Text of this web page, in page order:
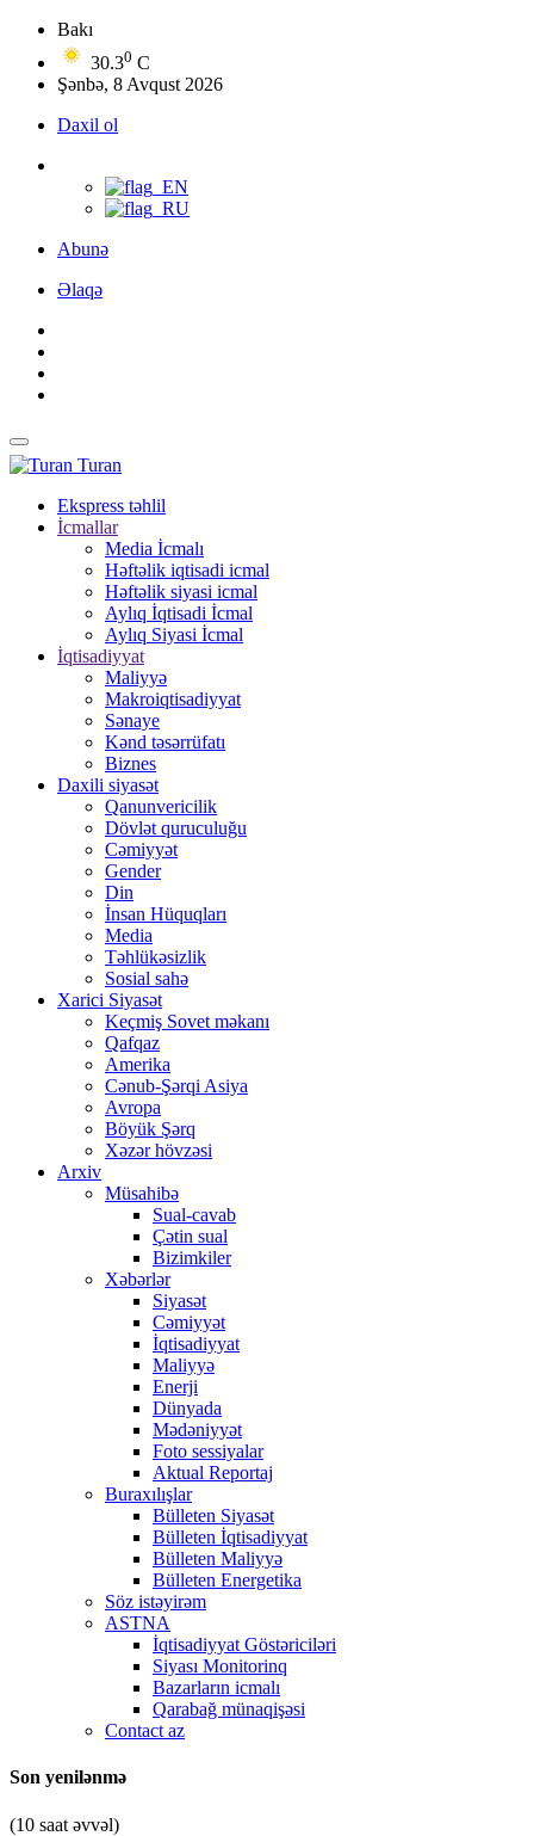
Bakı
30.30 C
Şənbə, 8 Avqust 2026
Daxil ol
Abunə
Əlaqə
Turan
Ekspress təhlil
İcmallar
Media İcmalı
Həftəlik iqtisadi icmal
Həftəlik siyasi icmal
Aylıq İqtisadi İcmal
Aylıq Siyasi İcmal
İqtisadiyyat
Maliyyə
Makroiqtisadiyyat
Sənaye
Kənd təsərrüfatı
Biznes
Daxili siyasət
Qanunvericilik
Dövlət quruculuğu
Cəmiyyət
Gender
Din
İnsan Hüquqları
Media
Təhlükəsizlik
Sosial sahə
Xarici Siyasət
Keçmiş Sovet məkanı
Qafqaz
Amerika
Cənub-Şərqi Asiya
Avropa
Böyük Şərq
Xəzər hövzəsi
Arxiv
Müsahibə
Sual-cavab
Çətin sual
Bizimkiler
Xəbərlər
Siyasət
Cəmiyyət
İqtisadiyyat
Maliyyə
Enerji
Dünyada
Mədəniyyət
Foto sessiyalar
Aktual Reportaj
Buraxılışlar
Bülleten Siyasət
Bülleten İqtisadiyyat
Bülleten Maliyyə
Bülleten Energetika
Söz istəyirəm
ASTNA
İqtisadiyyat Göstəriciləri
Siyası Monitorinq
Bazarların icmalı
Qarabağ münaqişəsi
Contact az
Son yenilənmə
(10 saat əvvəl)